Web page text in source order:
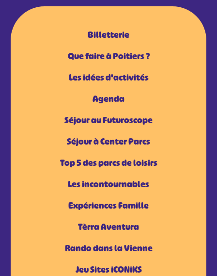
Billetterie
Que faire à Poitiers ?
Les idées d'activités
Agenda
Séjour au Futuroscope
Séjour à Center Parcs
Top 5 des parcs de loisirs
Les incontournables
Expériences Famille
Tèrra Aventura
Rando dans la Vienne
Jeu Sites iCONiKS